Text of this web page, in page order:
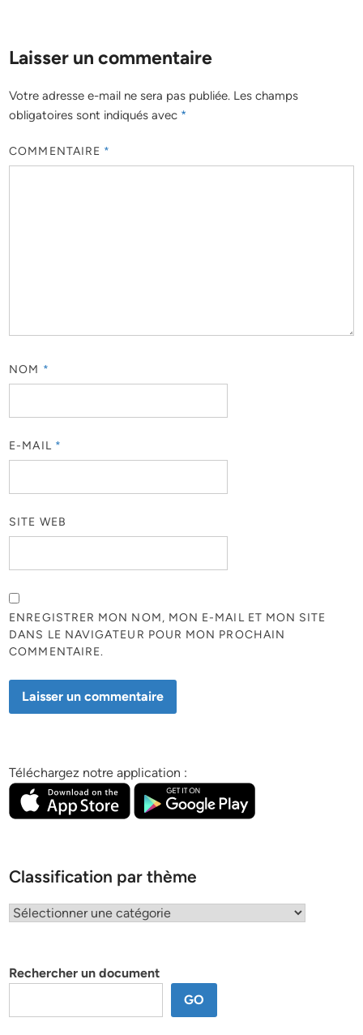
Laisser un commentaire
Votre adresse e-mail ne sera pas publiée. Les champs
obligatoires sont indiqués avec *
COMMENTAIRE *
NOM *
E-MAIL *
SITE WEB
ENREGISTRER MON NOM, MON E-MAIL ET MON SITE
DANS LE NAVIGATEUR POUR MON PROCHAIN
COMMENTAIRE.
Téléchargez notre application :
Classification par thème
Classification
Rechercher un document
GO